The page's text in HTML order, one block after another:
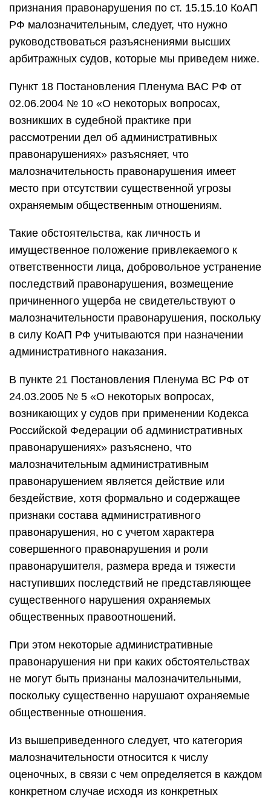
признания правонарушения по ст. 15.15.10 КоАП
РФ малозначительным, следует, что нужно
руководствоваться разъяснениями высших
арбитражных судов, которые мы приведем ниже.
Пункт 18 Постановления Пленума ВАС РФ от
02.06.2004 № 10 «О некоторых вопросах,
возникших в судебной практике при
рассмотрении дел об административных
правонарушениях» разъясняет, что
малозначительность правонарушения имеет
место при отсутствии существенной угрозы
охраняемым общественным отношениям.
Такие обстоятельства, как личность и
имущественное положение привлекаемого к
ответственности лица, добровольное устранение
последствий правонарушения, возмещение
причиненного ущерба не свидетельствуют о
малозначительности правонарушения, поскольку
в силу КоАП РФ учитываются при назначении
административного наказания.
В пункте 21 Постановления Пленума ВС РФ от
24.03.2005 № 5 «О некоторых вопросах,
возникающих у судов при применении Кодекса
Российской Федерации об административных
правонарушениях» разъяснено, что
малозначительным административным
правонарушением является действие или
бездействие, хотя формально и содержащее
признаки состава административного
правонарушения, но с учетом характера
совершенного правонарушения и роли
правонарушителя, размера вреда и тяжести
наступивших последствий не представляющее
существенного нарушения охраняемых
общественных правоотношений.
При этом некоторые административные
правонарушения ни при каких обстоятельствах
не могут быть признаны малозначительными,
поскольку существенно нарушают охраняемые
общественные отношения.
Из вышеприведенного следует, что категория
малозначительности относится к числу
оценочных, в связи с чем определяется в каждом
конкретном случае исходя из конкретных